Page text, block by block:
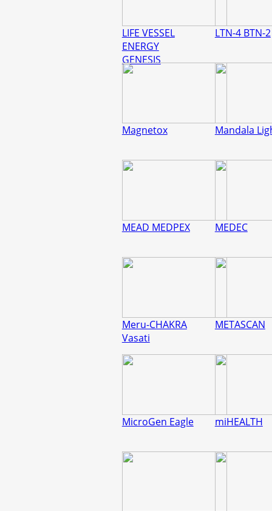
LIFE VESSEL
ENERGY
GENESIS
LTN-4 BTN-2
Magnetox Mandala
MEAD MEDPEX MEDEC
Meru-CHAKRA
Vasati
METASCAN
MicroGen Eagle miHEALTH